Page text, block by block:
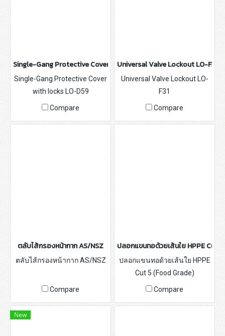
Single-Gang Protective Cover with locks LO-D59
Single-Gang Protective Cover
with locks LO-D59
Compare
Universal Valve Lockout LO-F31
Universal Valve Lockout LO-
F31
Compare
ตลับไส้กรองหน้ากาก AS/NSZ
ตลับไส้กรองหน้ากาก AS/NSZ
Compare
ปลอกแขนทอด้วยเส้นใย HPPE Cut
ปลอกแขนทอด้วยเส้นใย HPPE
Cut 5 (Food Grade)
Compare
New